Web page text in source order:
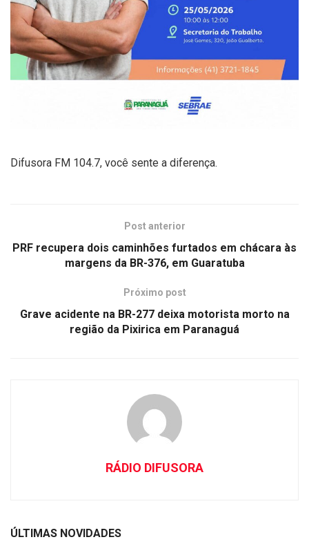
Difusora FM 104.7, você sente a diferença.
Post anterior
PRF recupera dois caminhões furtados em chácara às
margens da BR-376, em Guaratuba
Próximo post
Grave acidente na BR-277 deixa motorista morto na
região da Pixirica em Paranaguá
RÁDIO DIFUSORA
ÚLTIMAS NOVIDADES